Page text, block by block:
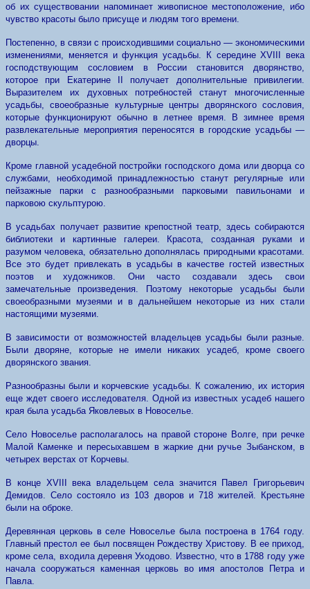
об их существовании напоминает живописное местоположение, ибо
чувство красоты было присуще и людям того времени.
Постепенно, в связи с происходившими социально — экономическими
изменениями, меняется и функция усадьбы. К середине XVIII века
господствующим сословием в России становится дворянство,
которое при Екатерине II получает дополнительные привилегии.
Выразителем их духовных потребностей станут многочисленные
усадьбы, своеобразные культурные центры дворянского сословия,
которые функционируют обычно в летнее время. В зимнее время
развлекательные мероприятия переносятся в городские усадьбы —
дворцы.
Кроме главной усадебной постройки господского дома или дворца со
службами, необходимой принадлежностью станут регулярные или
пейзажные парки с разнообразными парковыми павильонами и
парковою скульптурою.
В усадьбах получает развитие крепостной театр, здесь собираются
библиотеки и картинные галереи. Красота, созданная руками и
разумом человека, обязательно дополнялась природными красотами.
Все это будет привлекать в усадьбы в качестве гостей известных
поэтов и художников. Они часто создавали здесь свои
замечательные произведения. Поэтому некоторые усадьбы были
своеобразными музеями и в дальнейшем некоторые из них стали
настоящими музеями.
В зависимости от возможностей владельцев усадьбы были разные.
Были дворяне, которые не имели никаких усадеб, кроме своего
дворянского звания.
Разнообразны были и корчевские усадьбы. К сожалению, их история
еще ждет своего исследователя. Одной из известных усадеб нашего
края была усадьба Яковлевых в Новоселье.
Село Новоселье располагалось на правой стороне Волге, при речке
Малой Каменке и пересыхавшем в жаркие дни ручье Зыбанском, в
четырех верстах от Корчевы.
В конце XVIII века владельцем села значится Павел Григорьевич
Демидов. Село состояло из 103 дворов и 718 жителей. Крестьяне
были на оброке.
Деревянная церковь в селе Новоселье была построена в 1764 году.
Главный престол ее был посвящен Рождеству Христову. В ее приход,
кроме села, входила деревня Уходово. Известно, что в 1788 году уже
начала сооружаться каменная церковь во имя апостолов Петра и
Павла.